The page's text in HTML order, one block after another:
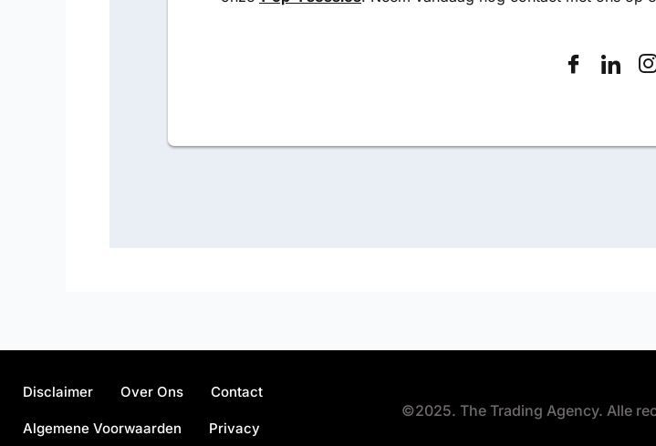
Disclaimer Over Ons Contact
Algemene Voorwaarden Privacy
©2025. The Trading Agency. Alle